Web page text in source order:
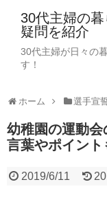
30代主婦の
疑問を紹介
30代主婦が日々の
す！
ホーム 選手宣
幼稚園の運動
言葉やポイント
2019/6/11